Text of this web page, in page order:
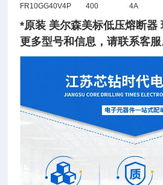
FR10GG40V4P
400 4A
*原装 美尔森美标低压熔断器
更多型号和信息，请联系客服